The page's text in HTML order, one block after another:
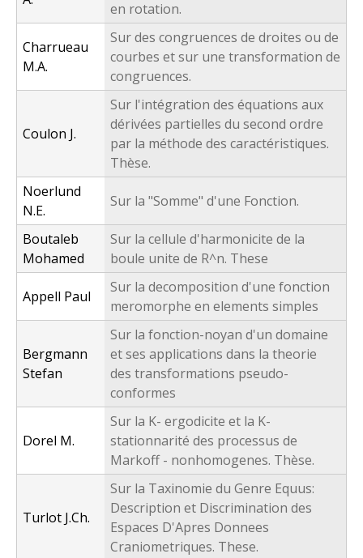
en rotation.
Charrueau
M.A.
Sur des congruences de droites ou de
courbes et sur une transformation de
congruences.
Coulon J.
Sur l'intégration des équations aux
dérivées partielles du second ordre
par la méthode des caractéristiques.
Thèse.
Noerlund
N.E.
Sur la "Somme" d'une Fonction.
Boutaleb
Mohamed
Sur la cellule d'harmonicite de la
boule unite de R^n. These
Appell Paul
Sur la decomposition d'une fonction
meromorphe en elements simples
Bergmann
Stefan
Sur la fonction-noyan d'un domaine
et ses applications dans la theorie
des transformations pseudo-
conformes
Dorel M.
Sur la K- ergodicite et la K-
stationnarité des processus de
Markoff - nonhomogenes. Thèse.
Turlot J.Ch.
Sur la Taxinomie du Genre Equus:
Description et Discrimination des
Espaces D'Apres Donnees
Craniometriques. These.